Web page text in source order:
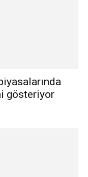
gösteriyor